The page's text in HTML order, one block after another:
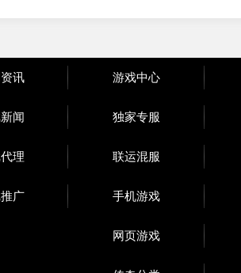
讯
闻
理
广
游戏中心
独家专服
联运混服
手机游戏
网页游戏